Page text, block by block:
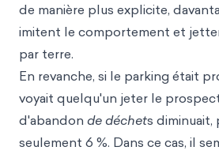
de manière plus explicite,
imitent le comportement et
par terre.
En revanche, si le parking était
voyait quelqu'un jeter le
d'abandon de déchets diminuait,
seulement 6 %. Dans ce cas, il